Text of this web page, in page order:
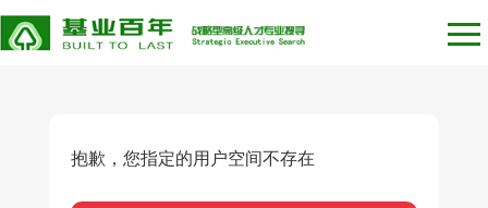
抱歉，您指定的用户空间不存在